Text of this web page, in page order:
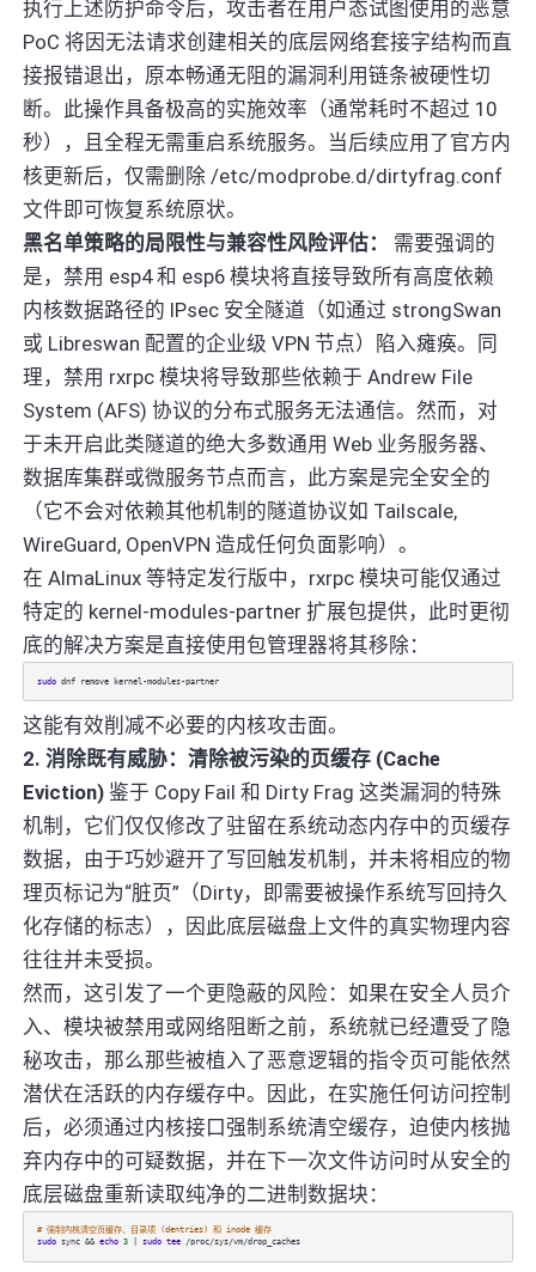
执行上述防护命令后，攻击者在用户态试图使用的恶意
PoC 将因无法请求创建相关的底层网络套接字结构而直
接报错退出，原本畅通无阻的漏洞利用链条被硬性切
断。此操作具备极高的实施效率（通常耗时不超过 10
秒），且全程无需重启系统服务。当后续应用了官方内
核更新后，仅需删除 /etc/modprobe.d/dirtyfrag.conf
文件即可恢复系统原状。
黑名单策略的局限性与兼容性风险评估：
需要强调的
是，禁用 esp4 和 esp6 模块将直接导致所有高度依赖
内核数据路径的 IPsec 安全隧道（如通过 strongSwan
或 Libreswan 配置的企业级 VPN 节点）陷入瘫痪。同
理，禁用 rxrpc 模块将导致那些依赖于 Andrew File
System (AFS) 协议的分布式服务无法通信。然而，对
于未开启此类隧道的绝大多数通用 Web 业务服务器、
数据库集群或微服务节点而言，此方案是完全安全的
（它不会对依赖其他机制的隧道协议如 Tailscale,
WireGuard, OpenVPN 造成任何负面影响）。
在 AlmaLinux 等特定发行版中，rxrpc 模块可能仅通过
特定的 kernel-modules-partner 扩展包提供，此时更彻
底的解决方案是直接使用包管理器将其移除：
sudodnf remove kernel-modules-partner
这能有效削减不必要的内核攻击面。
2. 消除既有威胁：清除被污染的页缓存 (Cache
Eviction) 鉴于 Copy Fail 和 Dirty Frag 这类漏洞的特殊
机制，它们仅仅修改了驻留在系统动态内存中的页缓存
数据，由于巧妙避开了写回触发机制，并未将相应的物
理页标记为“脏页”（Dirty，即需要被操作系统写回持久
化存储的标志），因此底层磁盘上文件的真实物理内容
往往并未受损。
然而，这引发了一个更隐蔽的风险：如果在安全人员介
入、模块被禁用或网络阻断之前，系统就已经遭受了隐
秘攻击，那么那些被植入了恶意逻辑的指令页可能依然
潜伏在活跃的内存缓存中。因此，在实施任何访问控制
后，必须通过内核接口强制系统清空缓存，迫使内核抛
弃内存中的可疑数据，并在下一次文件访问时从安全的
底层磁盘重新读取纯净的二进制数据块：
# 强制内核清空页缓存、目录项 (dentries) 和 inode 缓存
sudosync && echo 3| sudo tee/proc/sys/vm/drop_caches